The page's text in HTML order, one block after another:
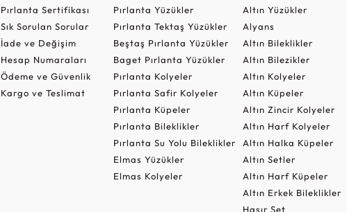
Pırlanta Sertifikası
Sık Sorulan Sorular
İade ve Değişim
Hesap Numaraları
Ödeme ve Güvenlik
Kargo ve Teslimat
Pırlanta Yüzükler
Pırlanta Tektaş Yüzükler
Beştaş Pırlanta Yüzükler
Baget Pırlanta Yüzükler
Pırlanta Kolyeler
Pırlanta Safir Kolyeler
Pırlanta Küpeler
Pırlanta Bileklikler
Pırlanta Su Yolu Bileklikler
Elmas Yüzükler
Elmas Kolyeler
Altın Yüzükler
Alyans
Altın Bileklikler
Altın Bilezikler
Altın Kolyeler
Altın Küpeler
Altın Zincir Kolyeler
Altın Harf Kolyeler
Altın Halka Küpeler
Altın Setler
Altın Harf Küpeler
Altın Erkek Bileklikler
Hasır Set